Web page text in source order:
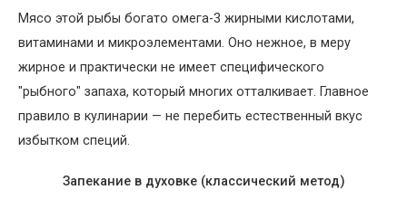
Мясо этой рыбы богато омега-3 жирными кислотами,
витаминами и микроэлементами. Оно нежное, в меру
жирное и практически не имеет специфического
"рыбного" запаха, который многих отталкивает. Главное
правило в кулинарии — не перебить естественный вкус
избытком специй.
Запекание в духовке (классический метод)